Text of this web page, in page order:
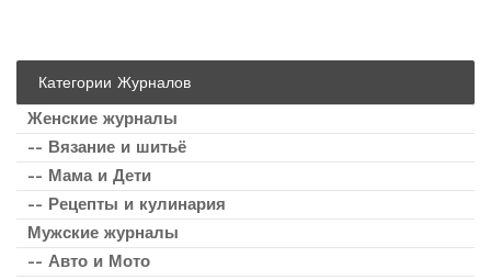
Категории Журналов
Женские журналы
-- Вязание и шитьё
-- Мама и Дети
-- Рецепты и кулинария
Мужские журналы
-- Авто и Мото